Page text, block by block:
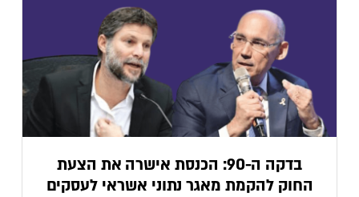
בדקה ה-90: הכנסת אישרה את הצעת
החוק להקמת מאגר נתוני אשראי לעסקים